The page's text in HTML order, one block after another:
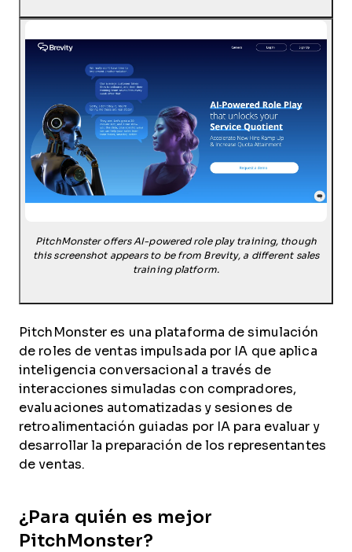
PitchMonster offers AI-powered role play training, though
this screenshot appears to be from Brevity, a different sales
training platform.
PitchMonster es una plataforma de simulación
de roles de ventas impulsada por IA que aplica
inteligencia conversacional a través de
interacciones simuladas con compradores,
evaluaciones automatizadas y sesiones de
retroalimentación guiadas por IA para evaluar y
desarrollar la preparación de los representantes
de ventas.
¿Para quién es mejor
PitchMonster?